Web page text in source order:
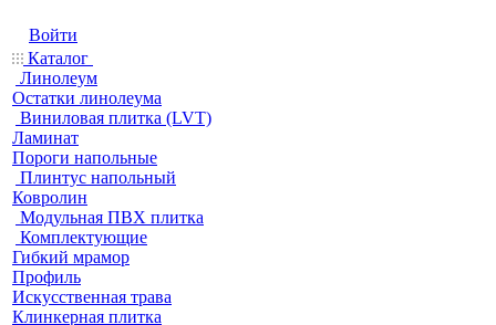
Войти
Каталог
Линолеум
Остатки линолеума
Виниловая плитка (LVT)
Ламинат
Пороги напольные
Плинтус напольный
Ковролин
Модульная ПВХ плитка
Комплектующие
Гибкий мрамор
Профиль
Искусственная трава
Клинкерная плитка